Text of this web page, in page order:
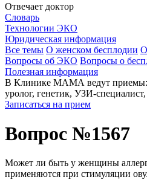
Отвечает доктор
Словарь
Технологии ЭКО
Юридическая информация
Все темы О женском бесплодии
Вопросы об ЭКО Вопросы о
Полезная информация
В Клинике МАМА ведут приемы:
уролог, генетик, УЗИ-
Записаться на прием
Вопрос №1567
Может ли быть у женщины
применяются при стимуляции